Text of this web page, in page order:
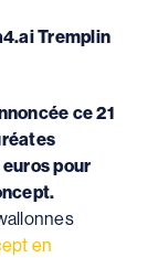
Tremplin
ce 21
pour
en